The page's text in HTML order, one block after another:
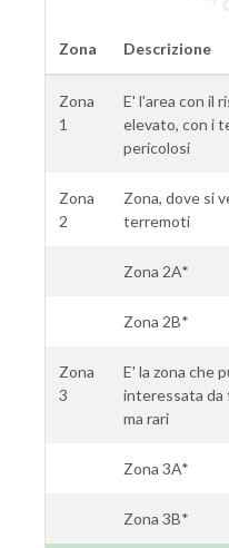
Zona Descrizione
Zona
1
E' l'area con il
elevato, con i
pericolosi
Zona
2
Zona, dove si
terremoti
Zona 2A*
Zona 2B*
Zona
3
E' la zona che
interessata
ma rari
Zona 3A*
Zona 3B*